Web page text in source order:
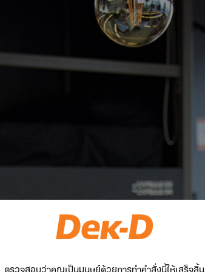
ตรวจสอบว่าคุณเป็นมนุษย์ด้วยการทำคำสั่งนี้ให้เสร็จสิ้น